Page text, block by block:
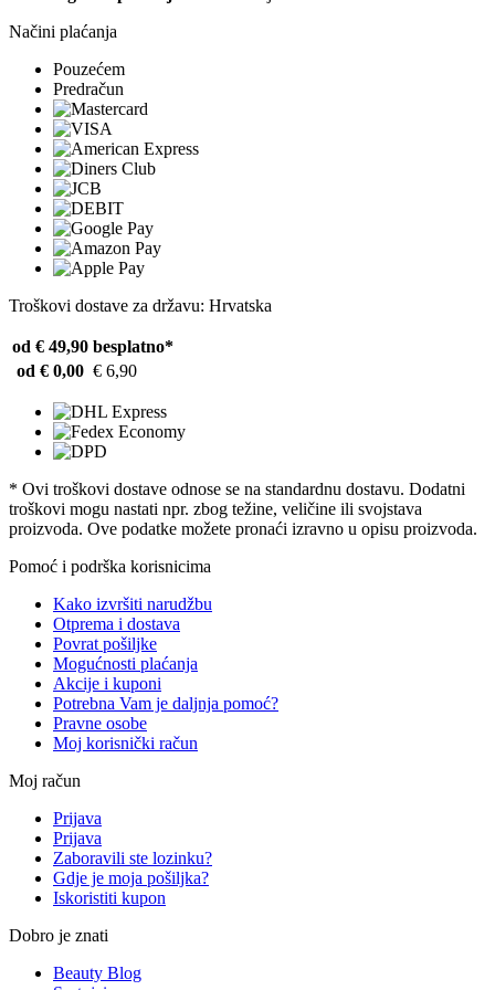
Načini plaćanja
Pouzećem
Predračun
Troškovi dostave za državu: Hrvatska
od € 49,90 besplatno*
od € 0,00 € 6,90
* Ovi troškovi dostave odnose se na standardnu ​​dostavu. Dodatni
troškovi mogu nastati npr. zbog težine, veličine ili svojstava
proizvoda. Ove podatke možete pronaći izravno u opisu proizvoda.
Pomoć i podrška korisnicima
Kako izvršiti narudžbu
Otprema i dostava
Povrat pošiljke
Mogućnosti plaćanja
Akcije i kuponi
Potrebna Vam je daljnja pomoć?
Pravne osobe
Moj korisnički račun
Moj račun
Prijava
Prijava
Zaboravili ste lozinku?
Gdje je moja pošiljka?
Iskoristiti kupon
Dobro je znati
Beauty Blog